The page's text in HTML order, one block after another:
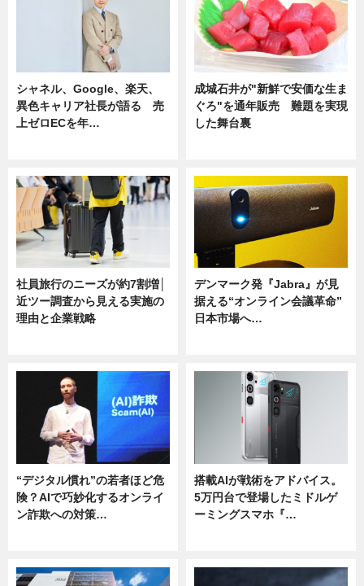
シャネル、Google、楽天、
異色キャリア社長が語る 売
上ゼロECを年…
成城石井が"新鮮で安価な生ま
ぐろ"を通年販売 難題を実現
した舞台裏
社員旅行のニーズが約7割増│
近ツー調査から見える実施の
理由と企業戦略
デンマーク発『Jabra』が見
据える“オンライン会議革命”
日本市場へ…
“デジタル慣れ”の若者ほど危
険？AIで巧妙化するオンライ
ン詐欺への対策…
搭載AIが戦術をアドバイス。
5万円台で登場したミドルゲ
ーミングスマホ『…